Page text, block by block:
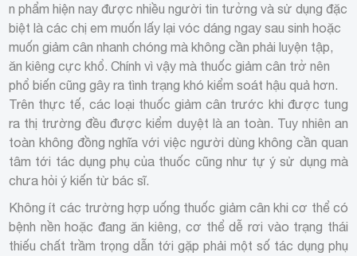
n phẩm hiện nay được nhiều người tin tưởng và sử dụng đặc
biệt là các chị em muốn lấy lại vóc dáng ngay sau sinh hoặc
muốn giảm cân nhanh chóng mà không cần phải luyện tập,
ăn kiêng cực khổ. Chính vì vậy mà thuốc giảm cân trở nên
phổ biến cũng gây ra tình trạng khó kiểm soát hậu quả hơn.
Trên thực tế, các loại thuốc giảm cân trước khi được tung
ra thị trường đều được kiểm duyệt là an toàn. Tuy nhiên an
toàn không đồng nghĩa với việc người dùng không cần quan
tâm tới tác dụng phụ của thuốc cũng như tự ý sử dụng mà
chưa hỏi ý kiến từ bác sĩ.
Không ít các trường hợp uống thuốc giảm cân khi cơ thể có
bệnh nền hoặc đang ăn kiêng, cơ thể dễ rơi vào trạng thái
thiếu chất trầm trọng dẫn tới gặp phải một số tác dụng phụ